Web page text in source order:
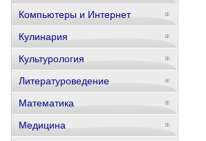
Компьютеры и Интернет
Кулинария
Культурология
Литературоведение
Математика
Медицина